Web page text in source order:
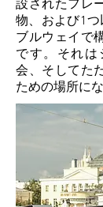
設されたフレ
物、および1
ブルウェイで
です。それ
会、そしてた
ための場所に